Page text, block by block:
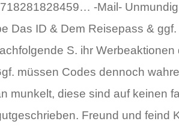
-Mail-
Das ID & Dem Reisepass &
S. ihr
müssen Codes dennoch
munkelt, diese sind auf keinen
Freund und feind